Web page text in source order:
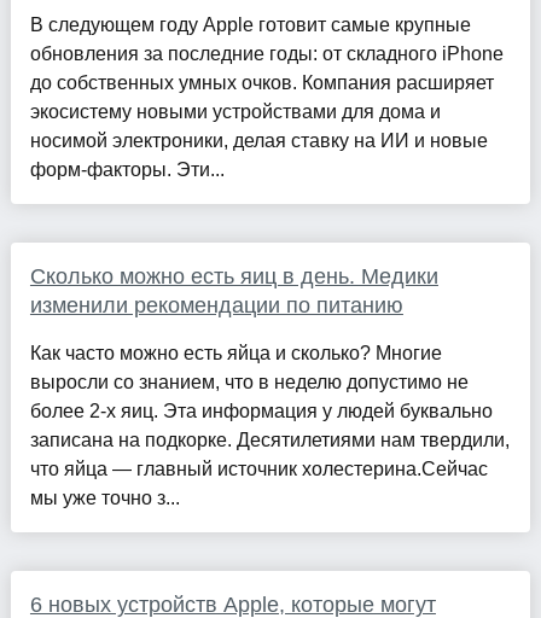
В следующем году Apple готовит самые крупные
обновления за последние годы: от складного iPhone
до собственных умных очков. Компания расширяет
экосистему новыми устройствами для дома и
носимой электроники, делая ставку на ИИ и новые
форм-факторы. Эти...
Сколько можно есть яиц в день. Медики
изменили рекомендации по питанию
Как часто можно есть яйца и сколько? Многие
выросли со знанием, что в неделю допустимо не
более 2-х яиц. Эта информация у людей буквально
записана на подкорке. Десятилетиями нам твердили,
что яйца — главный источник холестерина.Сейчас
мы уже точно з...
6 новых устройств Apple, которые могут